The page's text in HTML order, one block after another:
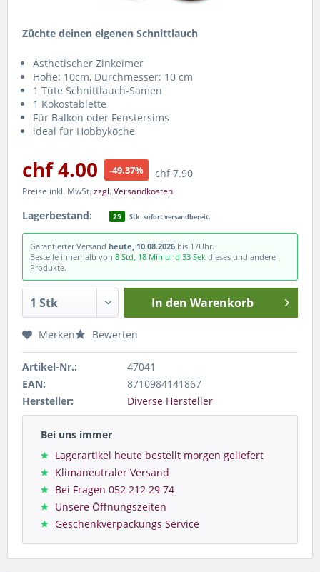
Züchte deinen eigenen Schnittlauch
Ästhetischer Zinkeimer
Höhe: 10cm, Durchmesser: 10 cm
1 Tüte Schnittlauch-Samen
1 Kokostablette
Für Balkon oder Fenstersims
ideal für Hobbyköche
chf 4.00 -49.37% chf 7.90
Preise inkl. MwSt.zzgl. Versandkosten
Lagerbestand: 25 Stk. sofort versandbereit.
Garantierter Versand heute, 10.08.2026 bis 17Uhr.
Bestelle innerhalb von 8 Std, 18 Min und 32 Sek dieses und andere
Produkte.
In den Warenkorb
Merken Bewerten
Artikel-Nr.:
47041
EAN:
8710984141867
Hersteller:
Diverse Hersteller
Bei uns immer
Lagerartikel heute bestellt morgen geliefert
Klimaneutraler Versand
Bei Fragen 052 212 29 74
Unsere Öffnungszeiten
Geschenkverpackungs Service